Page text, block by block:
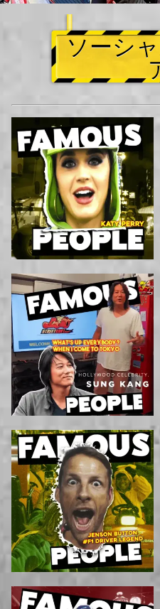
ソーシ